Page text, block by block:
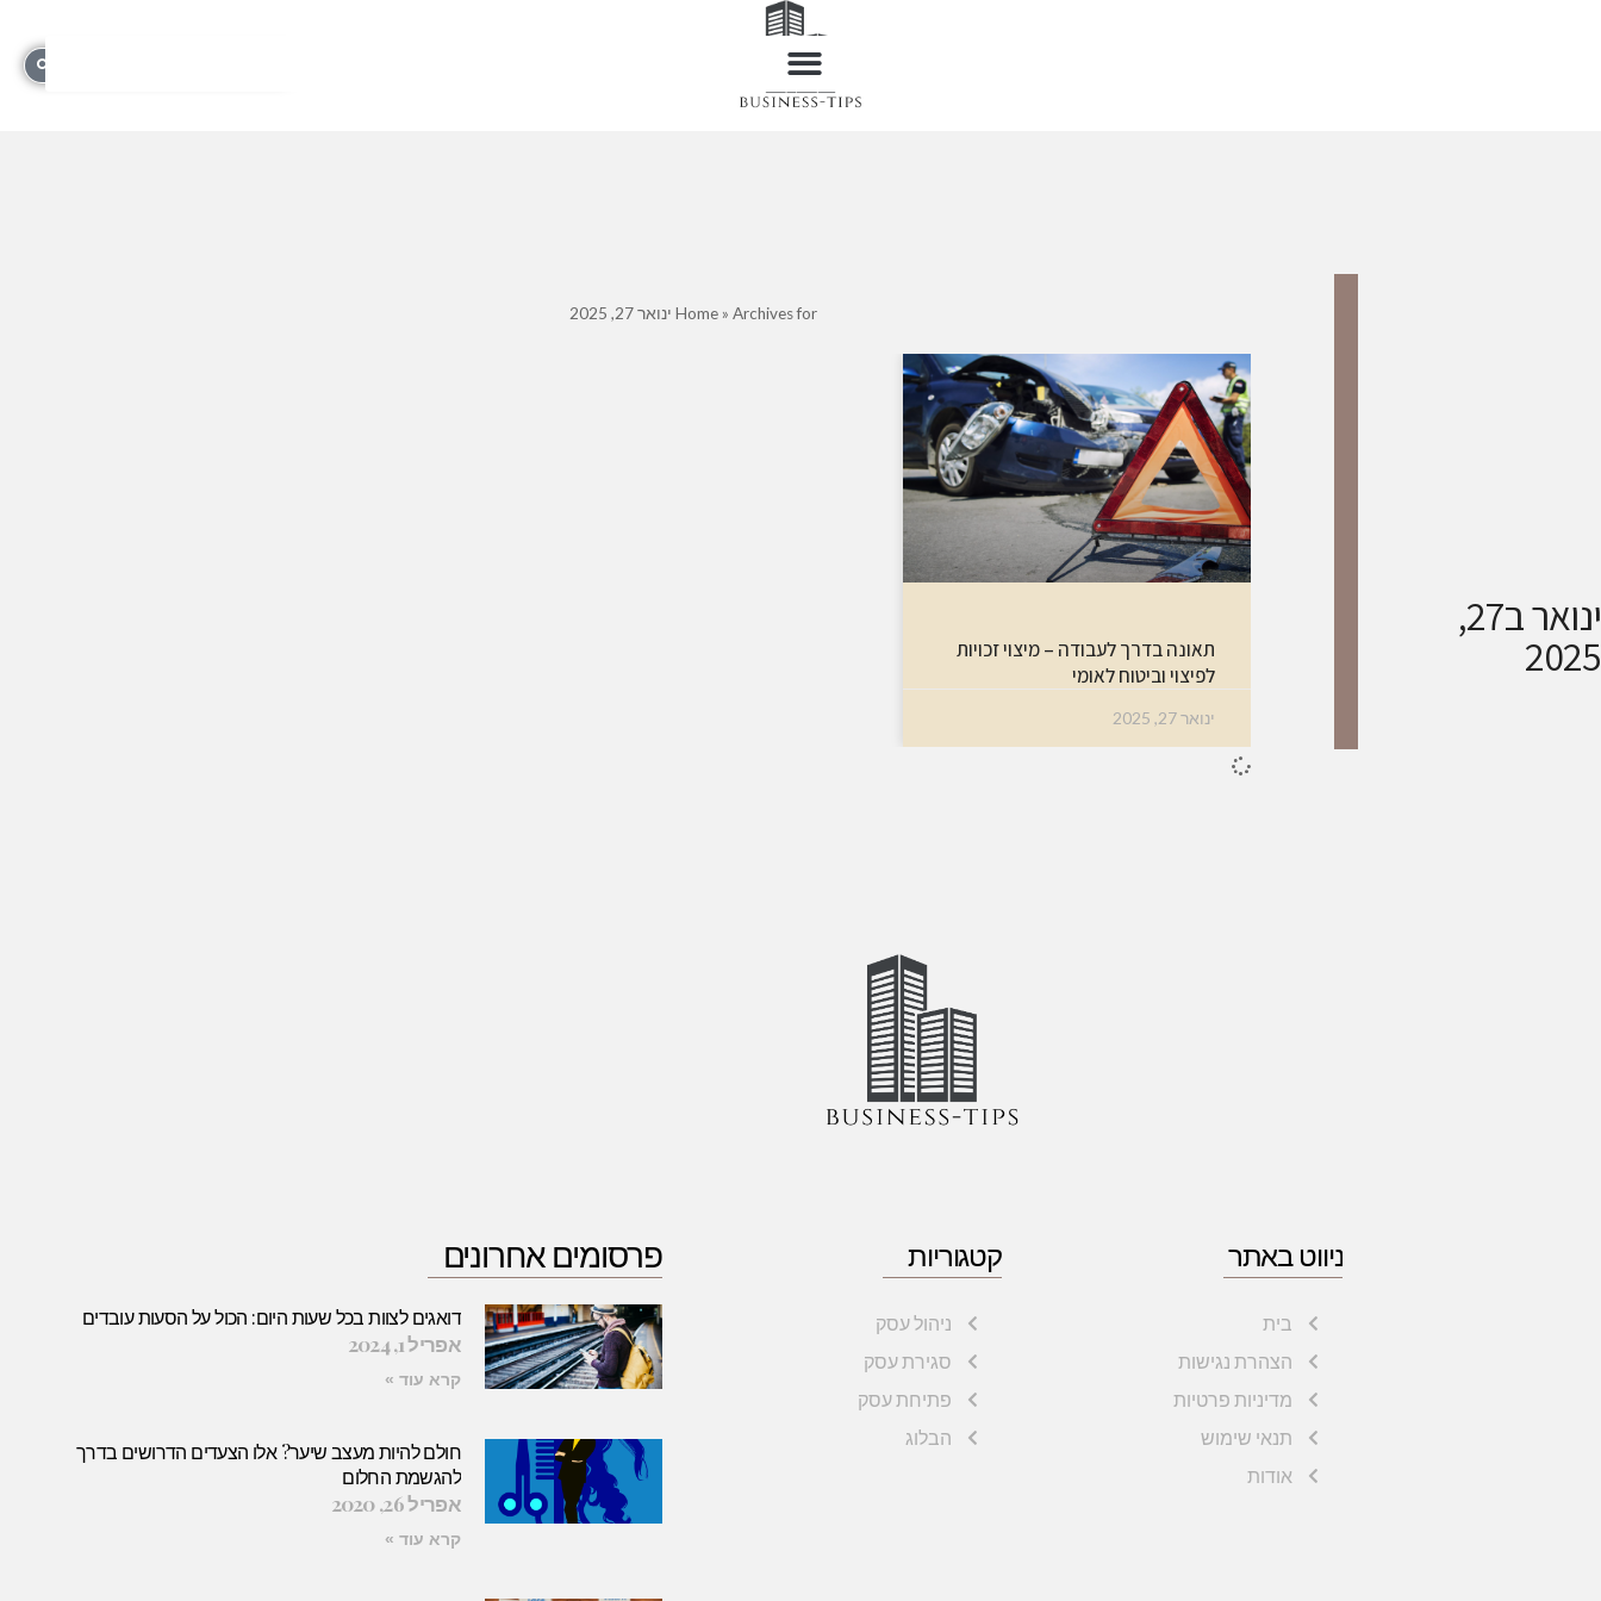
ינואר ב27,
2025
Home »Archives for ינואר 27, 2025
תאונה בדרך לעבודה – מיצוי זכויות
לפיצוי וביטוח לאומי
ינואר 27, 2025
ניווט באתר
בית
הצהרת נגישות
מדיניות פרטיות
תנאי שימוש
אודות
קטגוריות
ניהול עסק
סגירת עסק
פתיחת עסק
הבלוג
פרסומים אחרונים
דואגים לצוות בכל שעות היום: הכול על הסעות עובדים
אפריל 1, 2024
קרא עוד »
חולם להיות מעצב שיער? אלו הצעדים הדרושים בדרך
להגשמת החלום
אפריל 26, 2020
קרא עוד »